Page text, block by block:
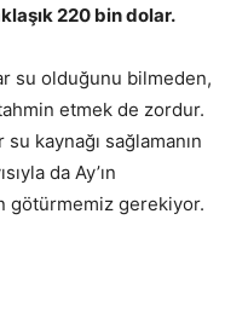
220 bin dolar.
su olduğunu bilmeden,
etmek de zordur.
kaynağı sağlamanın
da Ay’ın
götürmemiz gerekiyor.